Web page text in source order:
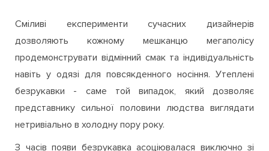
Сміливі експерименти сучасних дизайнерів
дозволяють кожному мешканцю мегаполісу
продемонструвати відмінний смак та індивідуальність
навіть у одязі для повсякденного носіння. Утеплені
безрукавки - саме той випадок, який дозволяє
представнику сильної половини людства виглядати
нетривіально в холодну пору року.
З часів появи безрукавка асоціювалася виключно зі